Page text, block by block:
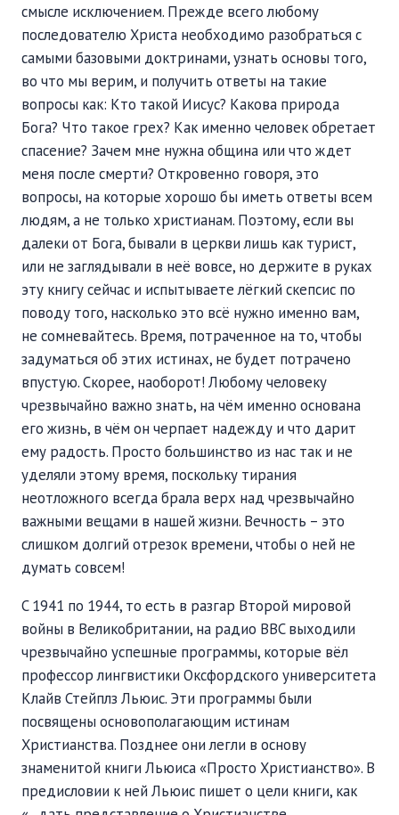
смысле исключением. Прежде всего любому
последователю Христа необходимо разобраться с
самыми базовыми доктринами, узнать основы того,
во что мы верим, и получить ответы на такие
вопросы как: Кто такой Иисус? Какова природа
Бога? Что такое грех? Как именно человек обретает
спасение? Зачем мне нужна община или что ждет
меня после смерти? Откровенно говоря, это
вопросы, на которые хорошо бы иметь ответы всем
людям, а не только христианам. Поэтому, если вы
далеки от Бога, бывали в церкви лишь как турист,
или не заглядывали в неё вовсе, но держите в руках
эту книгу сейчас и испытываете лёгкий скепсис по
поводу того, насколько это всё нужно именно вам,
не сомневайтесь. Время, потраченное на то, чтобы
задуматься об этих истинах, не будет потрачено
впустую. Скорее, наоборот! Любому человеку
чрезвычайно важно знать, на чём именно основана
его жизнь, в чём он черпает надежду и что дарит
ему радость. Просто большинство из нас так и не
уделяли этому время, поскольку тирания
неотложного всегда брала верх над чрезвычайно
важными вещами в нашей жизни. Вечность – это
слишком долгий отрезок времени, чтобы о ней не
думать совсем!
C 1941 по 1944, то есть в разгар Второй мировой
войны в Великобритании, на радио BBC выходили
чрезвычайно успешные программы, которые вёл
профессор лингвистики Оксфордского университета
Клайв Стейплз Льюис. Эти программы были
посвящены основополагающим истинам
Христианства. Позднее они легли в основу
знаменитой книги Льюиса «Просто Христианство». В
предисловии к ней Льюис пишет о цели книги, как